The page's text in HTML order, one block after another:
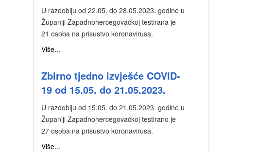
U razdoblju od 22.05. do 28.05.2023. godine u
Županiji Zapadnohercegovačkoj testirana je
21 osoba na prisustvo koronavirusa.
Više...
Zbirno tjedno izvješće COVID-
19 od 15.05. do 21.05.2023.
U razdoblju od 15.05. do 21.05.2023. godine u
Županiji Zapadnohercegovačkoj testirano je
27 osoba na prisustvo koronavirusa.
Više...